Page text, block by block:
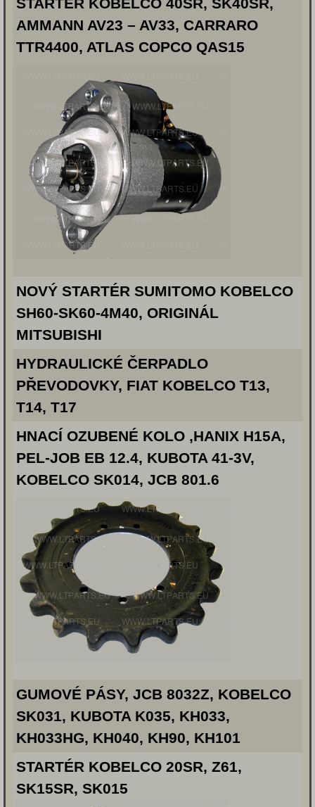
STARTÉR KOBELCO 40SR, SK40SR,
AMMANN AV23 – AV33, CARRARO
TTR4400, ATLAS COPCO QAS15
NOVÝ STARTÉR SUMITOMO KOBELCO
SH60-SK60-4M40, ORIGINÁL
MITSUBISHI
HYDRAULICKÉ ČERPADLO
PŘEVODOVKY, FIAT KOBELCO T13,
T14, T17
HNACÍ OZUBENÉ KOLO ,HANIX H15A,
PEL-JOB EB 12.4, KUBOTA 41-3V,
KOBELCO SK014, JCB 801.6
GUMOVÉ PÁSY, JCB 8032Z, KOBELCO
SK031, KUBOTA K035, KH033,
KH033HG, KH040, KH90, KH101
STARTÉR KOBELCO 20SR, Z61,
SK15SR, SK015